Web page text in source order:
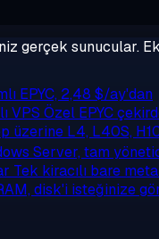
gerçek sunucular.
EPYC, 2,48 $/ay'dan
VPS Özel EPYC
üzerine L4, L40S,
Server, tam
Tek kiracılı bare
disk'i isteğinize